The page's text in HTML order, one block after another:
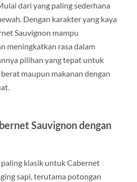
dari yang paling sederhana
Dengan karakter yang kaya
Sauvignon mampu
meningkatkan rasa dalam
pilihan yang tepat untuk
maupun makanan dengan
Sauvignon dengan
paling klasik untuk Cabernet
sapi, terutama potongan